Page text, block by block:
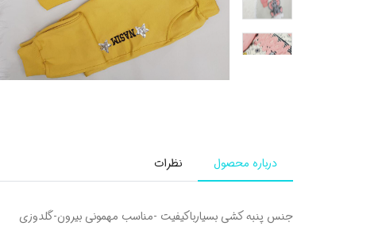
درباره محصول نظرات
جنس پنبه کشی بسیارباکیفیت -مناسب مهمونی بیرون-گلدوزی